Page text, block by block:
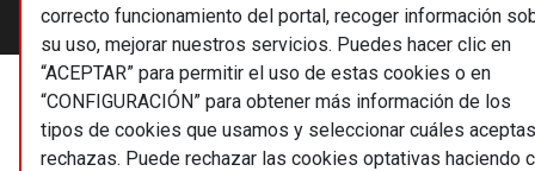
correcto funcionamiento del portal, recoger información
su uso, mejorar nuestros servicios. Puedes hacer clic en
“ACEPTAR” para permitir el uso de estas cookies o en
“CONFIGURACIÓN” para obtener más información de los
tipos de cookies que usamos y seleccionar cuáles
rechazas. Puede rechazar las cookies optativas haciendo